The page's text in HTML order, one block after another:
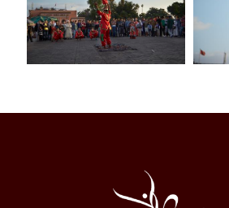
Halqa